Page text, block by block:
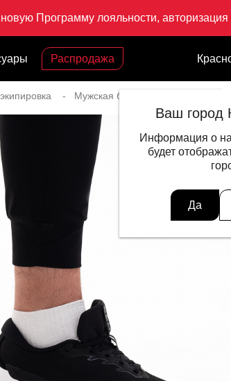
Программу лояльности, авторизация
Распродажа
Ваш город
Информация о
будет
Да
Мужская беговая экипировка